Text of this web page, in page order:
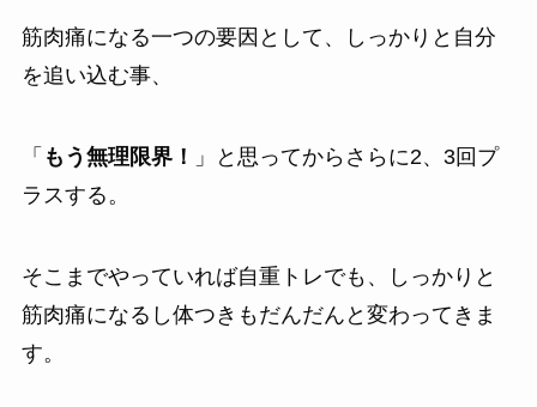
筋肉痛になる一つの要因として、しっかりと自分
を追い込む事、
「 もう無理限界！
」と思ってからさらに2、3回プ
ラスする。
そこまでやっていれば自重トレでも、しっかりと
筋肉痛になるし体つきもだんだんと変わってきま
す。